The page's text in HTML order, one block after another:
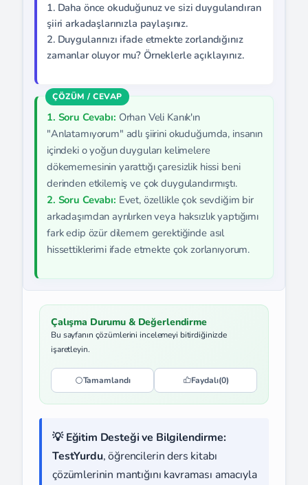
1. Daha önce okuduğunuz ve sizi duygulandıran
şiiri arkadaşlarınızla paylaşınız.
2. Duygularınızı ifade etmekte zorlandığınız
zamanlar oluyor mu? Örneklerle açıklayınız.
1. Soru Cevabı: Orhan Veli Kanık'ın
"Anlatamıyorum" adlı şiirini okuduğumda, insanın
içindeki o yoğun duyguları kelimelere
dökememesinin yarattığı çaresizlik hissi beni
derinden etkilemiş ve çok duygulandırmıştı.
2. Soru Cevabı: Evet, özellikle çok sevdiğim bir
arkadaşımdan ayrılırken veya haksızlık yaptığımı
fark edip özür dilemem gerektiğinde asıl
hissettiklerimi ifade etmekte çok zorlanıyorum.
Çalışma Durumu & Değerlendirme
Bu sayfanın çözümlerini incelemeyi bitirdiğinizde
işaretleyin.
Tamamlandı Faydalı(0)
💡 Eğitim Desteği ve Bilgilendirme:
TestYurdu, öğrencilerin ders kitabı
çözümlerinin mantığını kavraması amacıyla